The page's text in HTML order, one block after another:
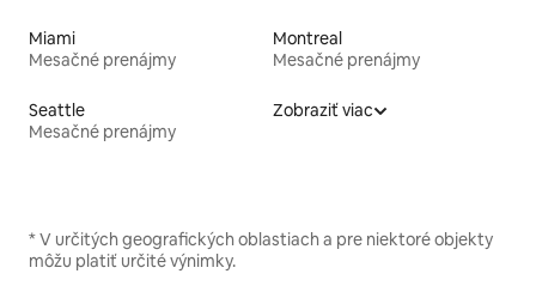
Miami
Mesačné prenájmy
Montreal
Mesačné prenájmy
Seattle
Mesačné prenájmy
Zobraziť viac
* V určitých geografických oblastiach a pre niektoré objekty
môžu platiť určité výnimky.